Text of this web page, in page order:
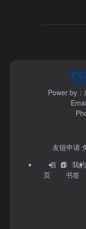
Power by
友链申请
首
页
我的
书签